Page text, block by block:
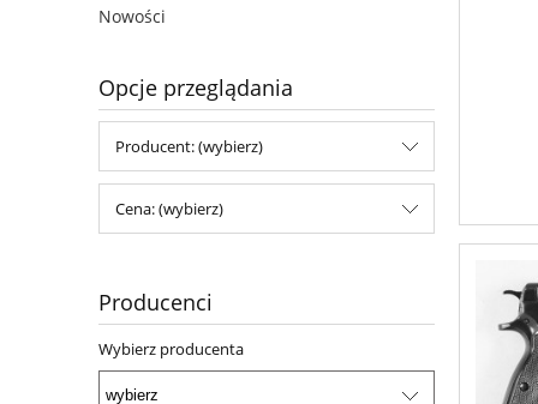
Nowości
Opcje przeglądania
Producent: (wybierz)
Cena: (wybierz)
Producenci
Wybierz producenta